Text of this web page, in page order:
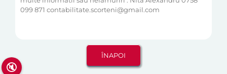
099 871 contabilitate.scorteni@gmail.com
🔇